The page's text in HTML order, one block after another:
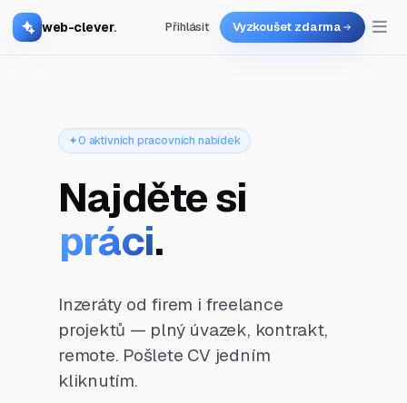
web-clever. Přihlásit Vyzkoušet zdarma
0 aktivních pracovních nabídek
Najděte si
práci.
Inzeráty od firem i freelance
projektů — plný úvazek, kontrakt,
remote. Pošlete CV jedním
kliknutím.